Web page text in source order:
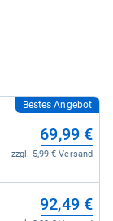
Bestes Angebot
69,99 €
zzgl. 5,99 € Versand
92,49 €